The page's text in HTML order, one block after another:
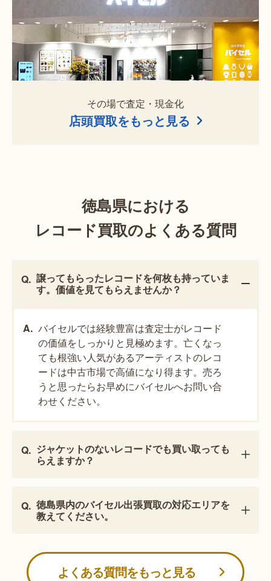
その場で査定・現金化
店頭買取をもっと見る
徳島県における
レコード買取のよくある質問
譲ってもらったレコードを何枚も持っていま
す。価値を見てもらえませんか？
バイセルでは経験豊富は査定士がレコード
の価値をしっかりと見極めます。亡くなっ
ても根強い人気があるアーティストのレコ
ードは中古市場で高値になり得ます。売ろ
うと思ったらお早めにバイセルへお問い合
わせください。
ジャケットのないレコードでも買い取っても
らえますか？
徳島県内のバイセル出張買取の対応エリアを
教えてください。
よくある質問をもっと見る